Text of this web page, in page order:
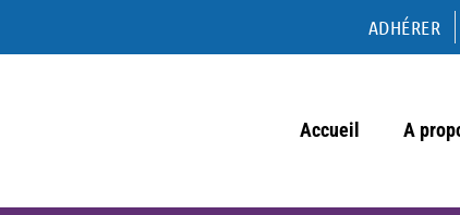
ADHÉRER
Accueil A